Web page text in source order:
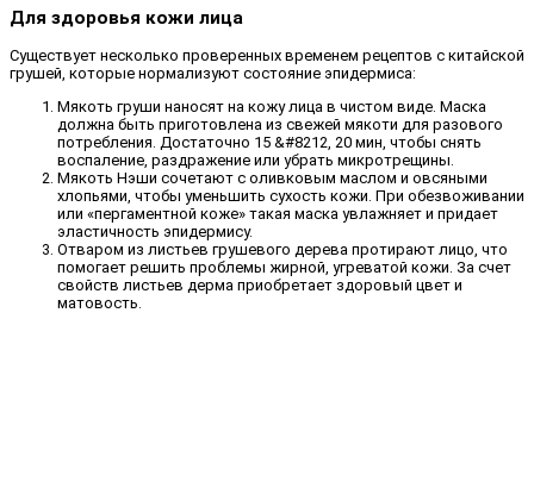
Для здоровья кожи лица
Существует несколько проверенных временем рецептов с китайской
грушей, которые нормализуют состояние эпидермиса:
Мякоть груши наносят на кожу лица в чистом виде. Маска
должна быть приготовлена из свежей мякоти для разового
потребления. Достаточно 15 &#8212, 20 мин, чтобы снять
воспаление, раздражение или убрать микротрещины.
Мякоть Нэши сочетают с оливковым маслом и овсяными
хлопьями, чтобы уменьшить сухость кожи. При обезвоживании
или «пергаментной коже» такая маска увлажняет и придает
эластичность эпидермису.
Отваром из листьев грушевого дерева протирают лицо, что
помогает решить проблемы жирной, угреватой кожи. За счет
свойств листьев дерма приобретает здоровый цвет и
матовость.